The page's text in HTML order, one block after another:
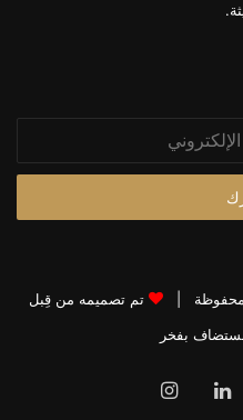
عمان
في تصميمه الفاخر وموقعه
تم تصميمه من قِبل
بفخر
لينكدإن